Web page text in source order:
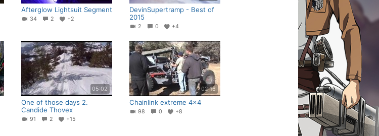
Afterglow Lightsuit Segment
34 2 +2
DevinSupertramp - Best of
2015
2 0 +4
05:02
One of those days 2.
Candide Thovex
91 2 +15
02:16
Chainlink extreme 4x4
98 0 +8